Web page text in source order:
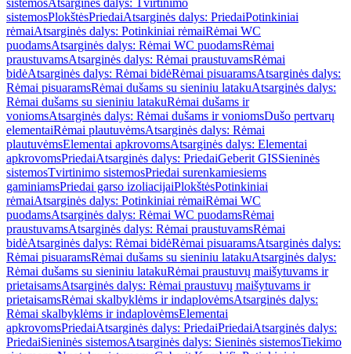
sistemosAtsarginės dalys: Tvirtinimo
sistemosPlokštėsPriedaiAtsarginės dalys: PriedaiPotinkiniai
rėmaiAtsarginės dalys: Potinkiniai rėmaiRėmai WC
puodamsAtsarginės dalys: Rėmai WC puodamsRėmai
praustuvamsAtsarginės dalys: Rėmai praustuvamsRėmai
bidėAtsarginės dalys: Rėmai bidėRėmai pisuaramsAtsarginės dalys:
Rėmai pisuaramsRėmai dušams su sieniniu latakuAtsarginės dalys:
Rėmai dušams su sieniniu latakuRėmai dušams ir
voniomsAtsarginės dalys: Rėmai dušams ir voniomsDušo pertvarų
elementaiRėmai plautuvėmsAtsarginės dalys: Rėmai
plautuvėmsElementai apkrovomsAtsarginės dalys: Elementai
apkrovomsPriedaiAtsarginės dalys: PriedaiGeberit GISSieninės
sistemosTvirtinimo sistemosPriedai surenkamiesiems
gaminiamsPriedai garso izoliacijaiPlokštėsPotinkiniai
rėmaiAtsarginės dalys: Potinkiniai rėmaiRėmai WC
puodamsAtsarginės dalys: Rėmai WC puodamsRėmai
praustuvamsAtsarginės dalys: Rėmai praustuvamsRėmai
bidėAtsarginės dalys: Rėmai bidėRėmai pisuaramsAtsarginės dalys:
Rėmai pisuaramsRėmai dušams su sieniniu latakuAtsarginės dalys:
Rėmai dušams su sieniniu latakuRėmai praustuvų maišytuvams ir
prietaisamsAtsarginės dalys: Rėmai praustuvų maišytuvams ir
prietaisamsRėmai skalbyklėms ir indaplovėmsAtsarginės dalys:
Rėmai skalbyklėms ir indaplovėmsElementai
apkrovomsPriedaiAtsarginės dalys: PriedaiPriedaiAtsarginės dalys:
PriedaiSieninės sistemosAtsarginės dalys: Sieninės sistemosTiekimo